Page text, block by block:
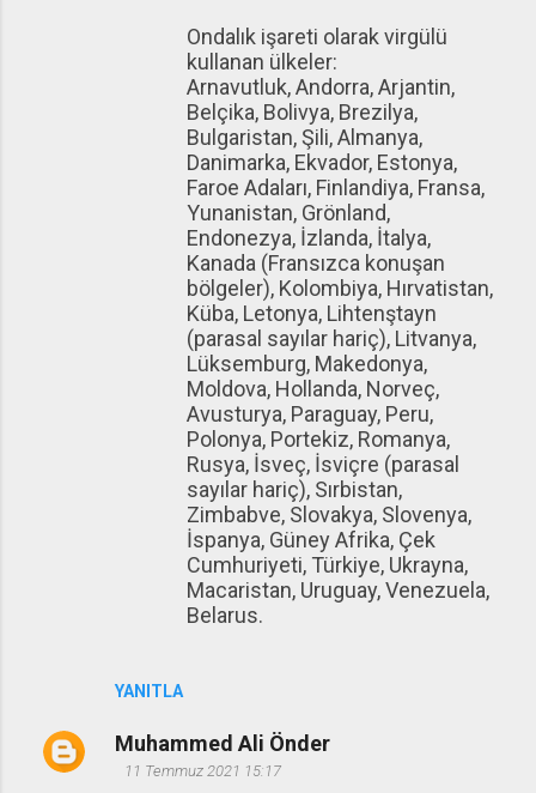
YANITLA
Ondalık işareti olarak virgülü
kullanan ülkeler:
Arnavutluk, Andorra, Arjantin,
Belçika, Bolivya, Brezilya,
Bulgaristan, Şili, Almanya,
Danimarka, Ekvador, Estonya,
Faroe Adaları, Finlandiya, Fransa,
Yunanistan, Grönland,
Endonezya, İzlanda, İtalya,
Kanada (Fransızca konuşan
bölgeler), Kolombiya, Hırvatistan,
Küba, Letonya, Lihtenştayn
(parasal sayılar hariç), Litvanya,
Lüksemburg, Makedonya,
Moldova, Hollanda, Norveç,
Avusturya, Paraguay, Peru,
Polonya, Portekiz, Romanya,
Rusya, İsveç, İsviçre (parasal
sayılar hariç), Sırbistan,
Zimbabve, Slovakya, Slovenya,
İspanya, Güney Afrika, Çek
Cumhuriyeti, Türkiye, Ukrayna,
Macaristan, Uruguay, Venezuela,
Belarus.
Muhammed Ali Önder
11 Temmuz 2021 15:17